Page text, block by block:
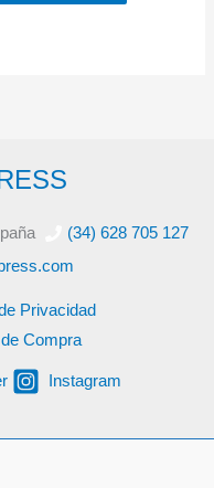
(34) 628 705 127
Privacidad
Compra
Instagram